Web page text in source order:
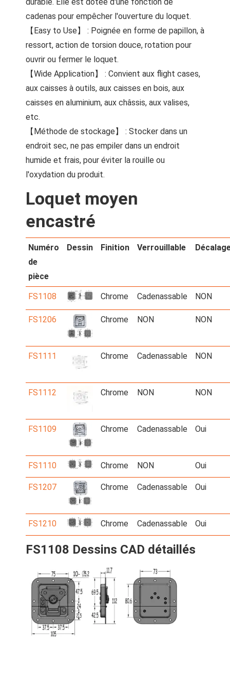
cadenas pour empêcher l'ouverture du loquet.
【Easy to Use】 : Poignée en forme de papillon, à
ressort, action de torsion douce, rotation pour
ouvrir ou fermer le loquet.
【Wide Application】 : Convient aux flight cases,
aux caisses à outils, aux caisses en bois, aux
caisses en aluminium, aux châssis, aux valises,
etc.
【Méthode de stockage】 : Stocker dans un
endroit sec, ne pas empiler dans un endroit
humide et frais, pour éviter la rouille ou
l'oxydation du produit.
Loquet moyen
encastré
Numéro
de
pièce
Dessin Finition Verrouillable
FS1108 Chrome Cadenassable NON
FS1206 Chrome NON NON
FS1111 Chrome Cadenassable NON
FS1112 Chrome NON NON
FS1109 Chrome Cadenassable Oui
FS1110 Chrome NON Oui
FS1207 Chrome Cadenassable Oui
FS1210 Chrome Cadenassable Oui
FS1108 Dessins CAD détaillés